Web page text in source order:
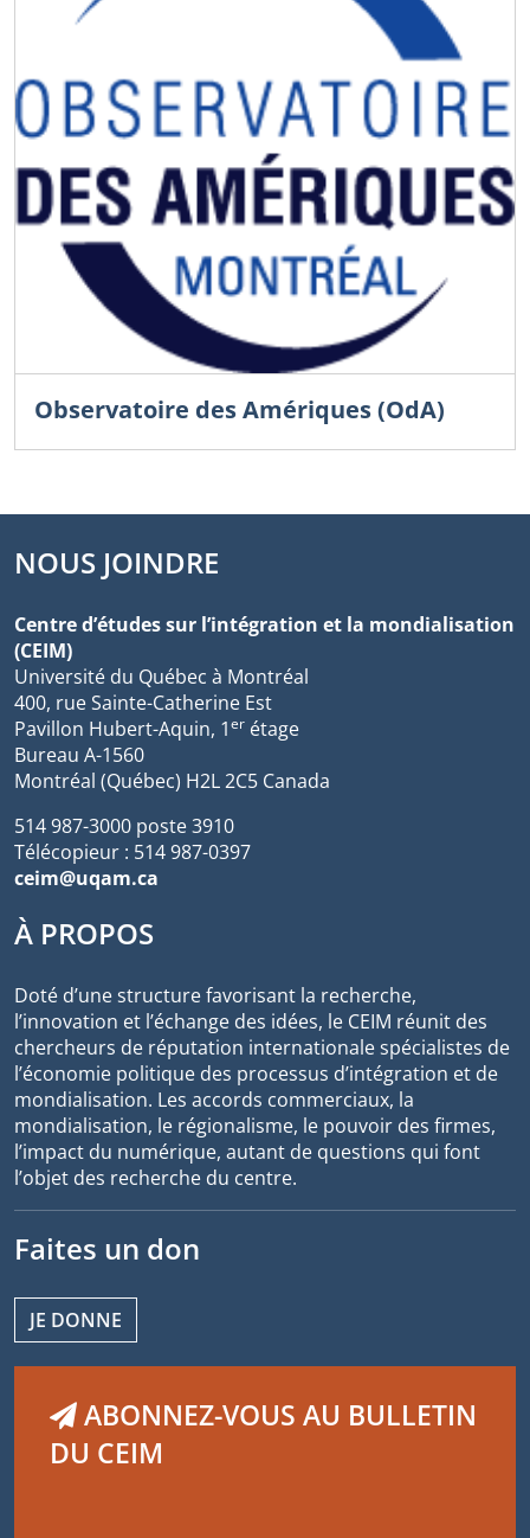
Observatoire des Amériques (OdA)
NOUS JOINDRE
Centre d’études sur l’intégration et la mondialisation
(CEIM)
Université du Québec à Montréal
400, rue Sainte-Catherine Est
Pavillon Hubert-Aquin, 1er étage
Bureau A-1560
Montréal (Québec) H2L 2C5 Canada
514 987-3000 poste 3910
Télécopieur : 514 987-0397
ceim@uqam.ca
À PROPOS
Doté d’une structure favorisant la recherche,
l’innovation et l’échange des idées, le CEIM réunit des
chercheurs de réputation internationale spécialistes de
l’économie politique des processus d’intégration et de
mondialisation. Les accords commerciaux, la
mondialisation, le régionalisme, le pouvoir des firmes,
l’impact du numérique, autant de questions qui font
l’objet des recherche du centre.
Faites un don
JE DONNE
ABONNEZ-VOUS AU BULLETIN
DU CEIM